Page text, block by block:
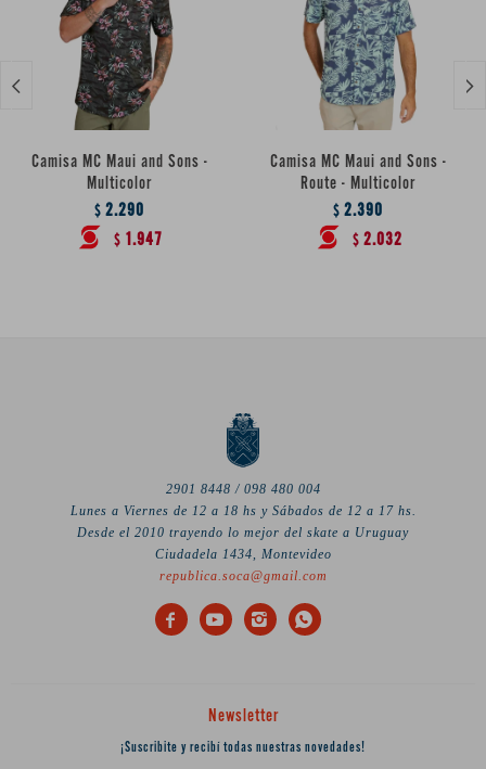
Camisa MC Maui and Sons -
Multicolor
$ 2.290
$ 1.947
Camisa MC Maui and Sons -
Route - Multicolor
$ 2.390
$ 2.032
 
2901 8448 / 098 480 004
Lunes a Viernes de 12 a 18 hs y Sábados de 12 a 17 hs.
Desde el 2010 trayendo lo mejor del skate a Uruguay
Ciudadela 1434, Montevideo
republica.soca@gmail.com
   
Newsletter
¡Suscribite y recibí todas nuestras novedades!